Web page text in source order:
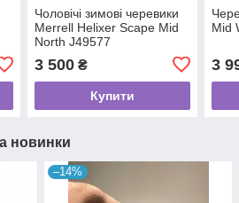
Чоловічі зимові черевики
Merrell Helixer Scape Mid
North J49577
3 500₴
Купити
Mid
3
новинки
–14%